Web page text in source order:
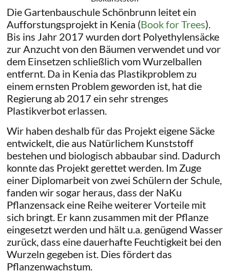
Die Gartenbauschule Schönbrunn leitet ein
Aufforstungsprojekt in Kenia (Book for Trees).
Bis ins Jahr 2017 wurden dort Polyethylensäcke
zur Anzucht von den Bäumen verwendet und vor
dem Einsetzen schließlich vom Wurzelballen
entfernt. Da in Kenia das Plastikproblem zu
einem ernsten Problem geworden ist, hat die
Regierung ab 2017 ein sehr strenges
Plastikverbot erlassen.
Wir haben deshalb für das Projekt eigene Säcke
entwickelt, die aus Natürlichem Kunststoff
bestehen und biologisch abbaubar sind. Dadurch
konnte das Projekt gerettet werden. Im Zuge
einer Diplomarbeit von zwei Schülern der Schule,
fanden wir sogar heraus, dass der NaKu
Pflanzensack eine Reihe weiterer Vorteile mit
sich bringt. Er kann zusammen mit der Pflanze
eingesetzt werden und hält u.a. genügend Wasser
zurück, dass eine dauerhafte Feuchtigkeit bei den
Wurzeln gegeben ist. Dies fördert das
Pflanzenwachstum.